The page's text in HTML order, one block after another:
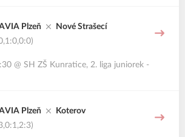
Plzeň Nové Strašecí
@ SH ZŠ Kunratice, 2. liga juniorek -
Plzeň Koterov